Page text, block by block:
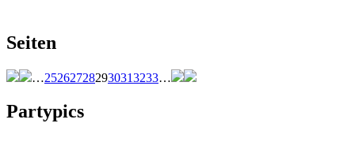
Seiten
…252627282930313233…
Partypics